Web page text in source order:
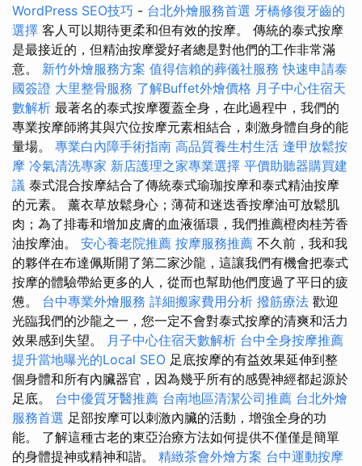
WordPress SEO技巧 - 台北外燴服務首選 牙橋修復牙齒的
選擇 客人可以期待更柔和但有效的按摩。 傳統的泰式按摩
是最接近的，但精油按摩愛好者總是對他們的工作非常滿
意。 新竹外燴服務方案 值得信賴的葬儀社服務 快速申請泰
國簽證 大里整骨服務 了解Buffet外燴價格 月子中心住宿天
數解析 最著名的泰式按摩覆蓋全身，在此過程中，我們的
專業按摩師將其與穴位按摩元素相結合，刺激身體自身的能
量場。 專業白內障手術指南 高品質養生村生活 逢甲放鬆按
摩 冷氣清洗專家 新店護理之家專業選擇 平價助聽器購買建
議 泰式混合按摩結合了傳統泰式瑜珈按摩和泰式精油按摩
的元素。 薰衣草放鬆身心；薄荷和迷迭香按摩油可放鬆肌
肉；為了排毒和增加皮膚的血液循環，我們推薦橙肉桂芳香
油按摩油。 安心養老院推薦 按摩服務推薦 不久前，我和我
的夥伴在布達佩斯開了第二家沙龍，這讓我們有機會把泰式
按摩的體驗帶給更多的人，從而也幫助他們度過了平日的疲
憊。 台中專業外燴服務 詳細搬家費用分析 撥筋療法 歡迎
光臨我們的沙龍之一，您一定不會對泰式按摩的清爽和活力
效果感到失望。
月子中心住宿天數解析 台中全身按摩推薦
提升當地曝光的Local SEO 足底按摩的有益效果延伸到整
個身體和所有內臟器官，因為幾乎所有的感覺神經都起源於
足底。 台中優質牙醫推薦 台南地區清潔公司推薦 台北外燴
服務首選 足部按摩可以刺激內臟的活動，增強全身的功
能。 了解這種古老的東亞治療方法如何提供不僅僅是簡單
的身體提神或精神和諧。 精緻茶會外燴方案 台中運動按摩